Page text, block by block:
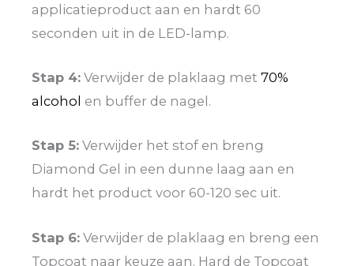
applicatieproduct aan en hardt 60
seconden uit in de LED-lamp.
Stap 4: Verwijder de plaklaag met 70%
alcohol en buffer de nagel.
Stap 5: Verwijder het stof en breng
Diamond Gel in een dunne laag aan en
hardt het product voor 60-120 sec uit.
Stap 6: Verwijder de plaklaag en breng een
Topcoat naar keuze aan. Hard de Topcoat